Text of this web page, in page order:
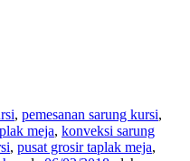
, pemesanan sarung kursi,
meja, konveksi sarung
, pusat grosir taplak meja,